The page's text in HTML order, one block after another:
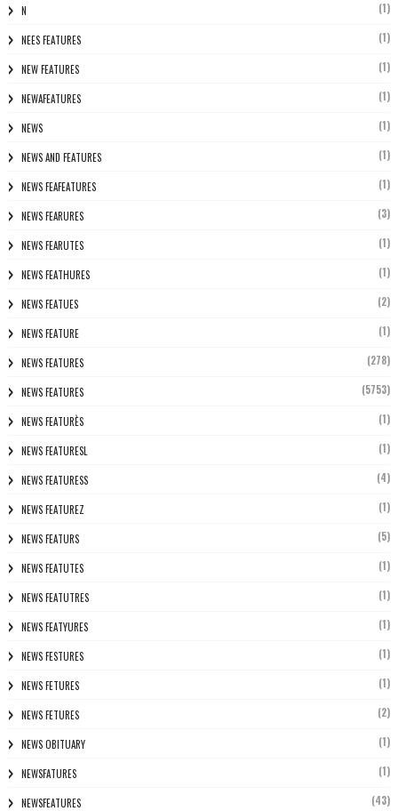
N (1)
NEES FEATURES (1)
NEW FEATURES (1)
NEWAFEATURES (1)
NEWS (1)
NEWS AND FEATURES (1)
NEWS FEAFEATURES (1)
NEWS FEARURES (3)
NEWS FEARUTES (1)
NEWS FEATHURES (1)
NEWS FEATUES (2)
NEWS FEATURE (1)
NEWS FEATURES (278)
NEWS FEATURES (5753)
NEWS FEATURÈS (1)
NEWS FEATURESL (1)
NEWS FEATURESS (4)
NEWS FEATUREZ (1)
NEWS FEATURS (5)
NEWS FEATUTES (1)
NEWS FEATUTRES (1)
NEWS FEATYURES (1)
NEWS FESTURES (1)
NEWS FETURES (1)
NEWS FETURES (2)
NEWS OBITUARY (1)
NEWSFATURES (1)
NEWSFEATURES (43)